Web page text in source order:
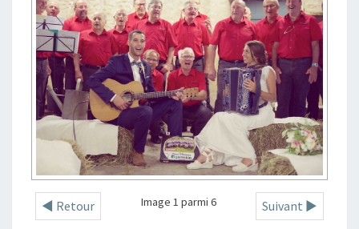
◄ Retour Suivant ►
Image 1 parmi 6